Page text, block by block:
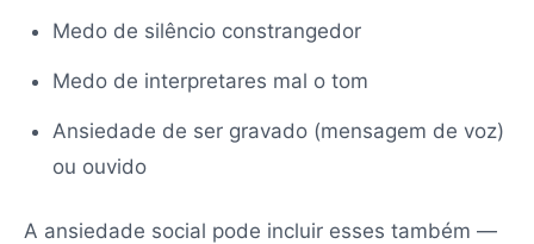
Medo de silêncio constrangedor
Medo de interpretares mal o tom
Ansiedade de ser gravado (mensagem de voz)
ou ouvido
A ansiedade social pode incluir esses também —